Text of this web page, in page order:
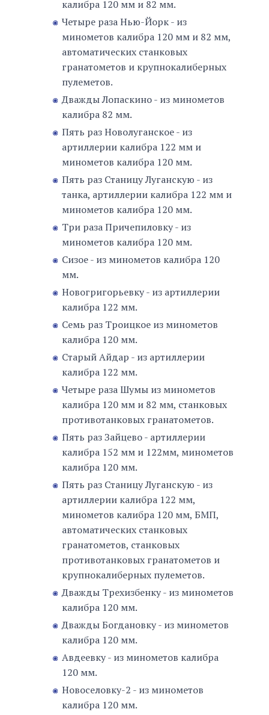
калибра 120 мм и 82 мм.
Четыре раза Нью-Йорк - из
минометов калибра 120 мм и 82 мм,
автоматических станковых
гранатометов и крупнокалиберных
пулеметов.
Дважды Лопаскино - из минометов
калибра 82 мм.
Пять раз Новолуганское - из
артиллерии калибра 122 мм и
минометов калибра 120 мм.
Пять раз Станицу Луганскую - из
танка, артиллерии калибра 122 мм и
минометов калибра 120 мм.
Три раза Причепиловку - из
минометов калибра 120 мм.
Сизое - из минометов калибра 120
мм.
Новогригорьевку - из артиллерии
калибра 122 мм.
Семь раз Троицкое из минометов
калибра 120 мм.
Старый Айдар - из артиллерии
калибра 122 мм.
Четыре раза Шумы из минометов
калибра 120 мм и 82 мм, станковых
противотанковых гранатометов.
Пять раз Зайцево - артиллерии
калибра 152 мм и 122мм, минометов
калибра 120 мм.
Пять раз Станицу Луганскую - из
артиллерии калибра 122 мм,
минометов калибра 120 мм, БМП,
автоматических станковых
гранатометов, станковых
противотанковых гранатометов и
крупнокалиберных пулеметов.
Дважды Трехизбенку - из минометов
калибра 120 мм.
Дважды Богдановку - из минометов
калибра 120 мм.
Авдеевку - из минометов калибра
120 мм.
Новоселовку-2 - из минометов
калибра 120 мм.